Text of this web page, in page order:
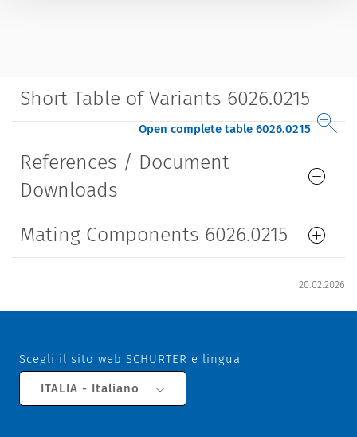
Short Table of Variants 6026.0215
Open complete table 6026.0215
References / Document
Downloads
Mating Components 6026.0215
20.02.2026
Scegli il sito web SCHURTER e lingua
ITALIA - Italiano